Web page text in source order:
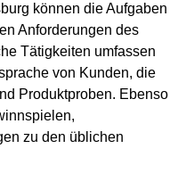
können die Aufgaben
Anforderungen des
Tätigkeiten umfassen
von Kunden, die
Produktproben. Ebenso
zu den üblichen